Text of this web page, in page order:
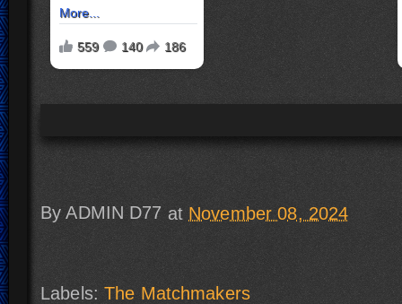
ByADMIN D77 at November 08, 2024
Labels:The Matchmakers